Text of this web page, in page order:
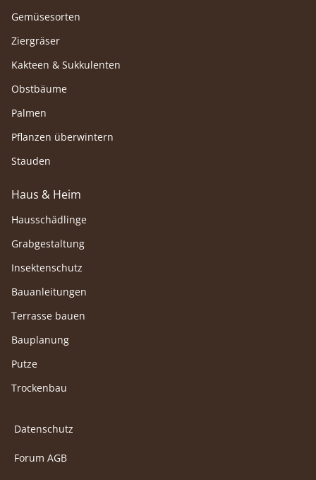
Gemüsesorten
Ziergräser
Kakteen & Sukkulenten
Obstbäume
Palmen
Pflanzen überwintern
Stauden
Haus & Heim
Hausschädlinge
Grabgestaltung
Insektenschutz
Bauanleitungen
Terrasse bauen
Bauplanung
Putze
Trockenbau
Datenschutz
Forum AGB